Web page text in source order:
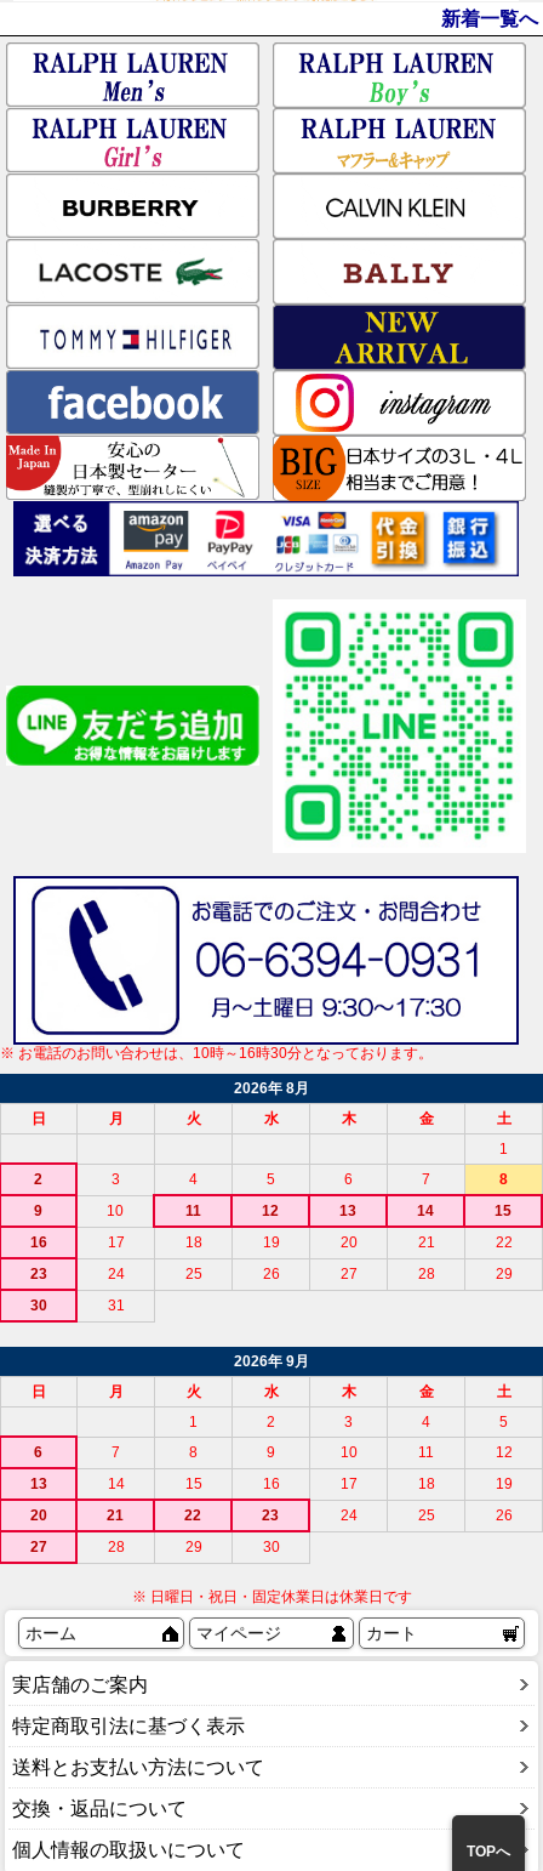
新着一覧へ
※ お電話のお問い合わせは、10時～16時30分となっております。
2026年 8月
日
月 火 水 木 金
土
1
2
3 4 5 6 7
8
9
10 11 12 13 14
15
16
17 18 19 20 21
22
23
24 25 26 27 28
29
30
31
2026年 9月
日
月 火 水 木 金
土
1
2 3 4
5
6
7 8 9 10 11
12
13
14 15 16 17 18
19
20
21 22 23 24 25
26
27
28 29 30
※ 日曜日・祝日・固定休業日は休業日です
TOPへ
ホーム マイページ カート
実店舗のご案内
特定商取引法に基づく表示
送料とお支払い方法について
交換・返品について
個人情報の取扱いについて